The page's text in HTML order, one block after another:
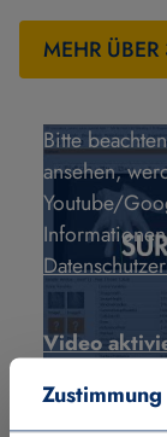
Zustimmung
MEHR
Bitte
ansehen,
Youtube/
Video